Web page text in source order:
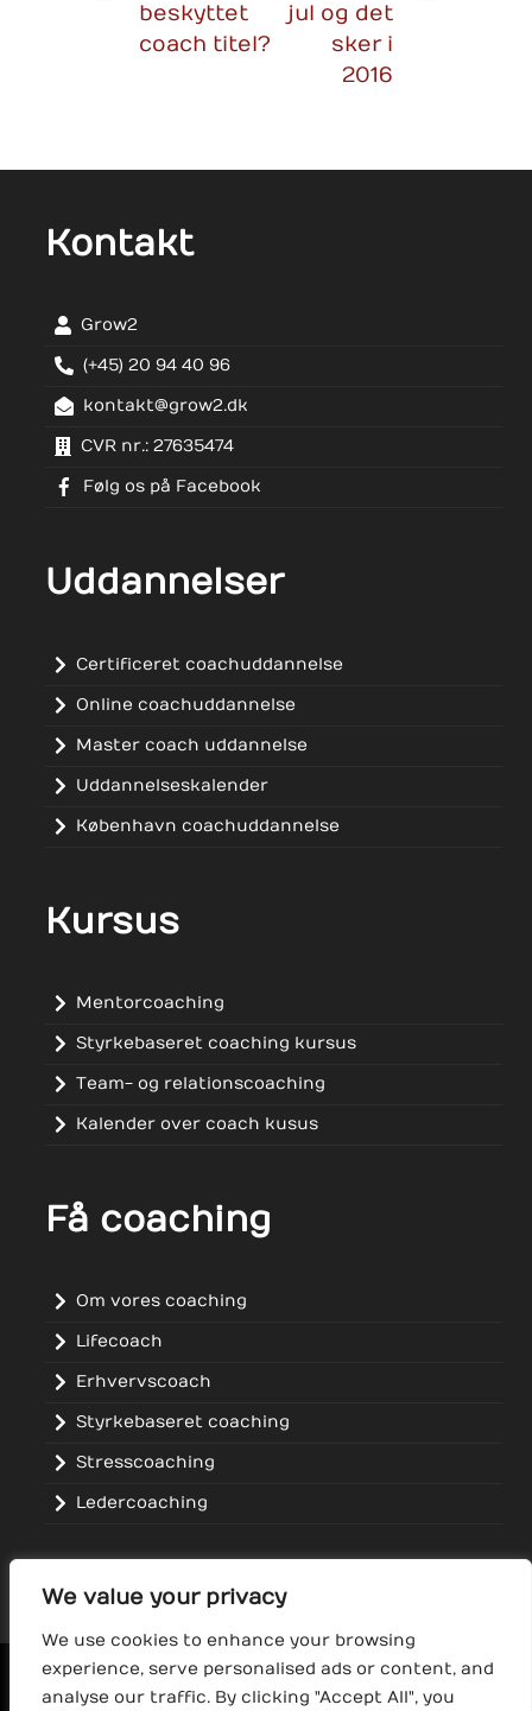
We value your privacy
We use cookies to enhance your browsing
experience, serve personalised ads or content, and
analyse our traffic. By clicking "Accept All", you
beskyttet
coach titel?
jul og det
sker i
2016
Kontakt
Grow2
(+45) 20 94 40 96
kontakt@grow2.dk
CVR nr.: 27635474
Følg os på Facebook
Uddannelser
Certificeret coachuddannelse
Online coachuddannelse
Master coach uddannelse
Uddannelseskalender
København coachuddannelse
Kursus
Mentorcoaching
Styrkebaseret coaching kursus
Team- og relationscoaching
Kalender over coach kusus
Få coaching
Om vores coaching
Lifecoach
Erhvervscoach
Styrkebaseret coaching
Stresscoaching
Ledercoaching
COACH UDDANNELSER ICF CERTIFICERET COACH